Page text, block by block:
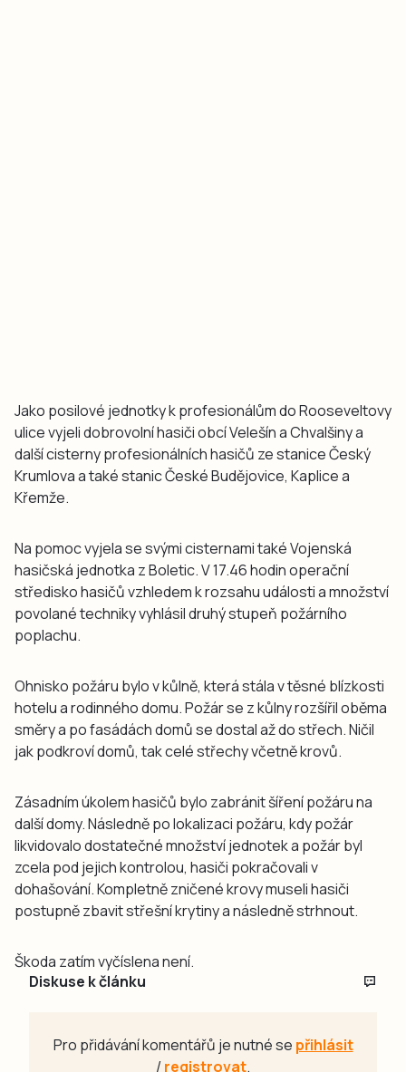
Jako posilové jednotky k profesionálům do Rooseveltovy
ulice vyjeli dobrovolní hasiči obcí Velešín a Chvalšiny a
další cisterny profesionálních hasičů ze stanice Český
Krumlova a také stanic České Budějovice, Kaplice a
Křemže.
Na pomoc vyjela se svými cisternami také Vojenská
hasičská jednotka z Boletic. V 17.46 hodin operační
středisko hasičů vzhledem k rozsahu události a množství
povolané techniky vyhlásil druhý stupeň požárního
poplachu.
Ohnisko požáru bylo v kůlně, která stála v těsné blízkosti
hotelu a rodinného domu. Požár se z kůlny rozšířil oběma
směry a po fasádách domů se dostal až do střech. Ničil
jak podkroví domů, tak celé střechy včetně krovů.
Zásadním úkolem hasičů bylo zabránit šíření požáru na
další domy. Následně po lokalizaci požáru, kdy požár
likvidovalo dostatečné množství jednotek a požár byl
zcela pod jejich kontrolou, hasiči pokračovali v
dohašování. Kompletně zničené krovy museli hasiči
postupně zbavit střešní krytiny a následně strhnout.
Škoda zatím vyčíslena není.
Diskuse k článku
Pro přidávání komentářů je nutné se přihlásit
/registrovat.